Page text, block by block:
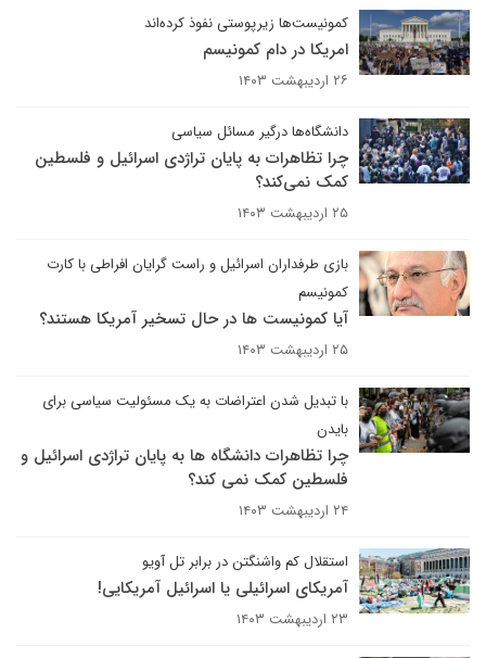
کمونیست‌ها زیرپوستی نفوذ کرده‌اند
امریکا در دام کمونیسم
۲۶ اردیبهشت ۱۴۰۳
دانشگاه‌ها درگیر مسائل سیاسی
چرا تظاهرات به پایان تراژدی اسرائیل و فلسطین
کمک نمی‌کند؟
۲۵ اردیبهشت ۱۴۰۳
بازی طرفداران اسرائیل و راست گرایان افراطی با کارت
کمونیسم
آیا کمونیست ها در حال تسخیر آمریکا هستند؟
۲۵ اردیبهشت ۱۴۰۳
با تبدیل شدن اعتراضات به یک مسئولیت سیاسی برای
بایدن
چرا تظاهرات دانشگاه ها به پایان تراژدی اسرائیل و
فلسطین کمک نمی کند؟
۲۴ اردیبهشت ۱۴۰۳
استقلال کم واشنگتن در برابر تل آویو
آمریکای اسرائیلی یا اسرائیل آمریکایی!
۲۳ اردیبهشت ۱۴۰۳